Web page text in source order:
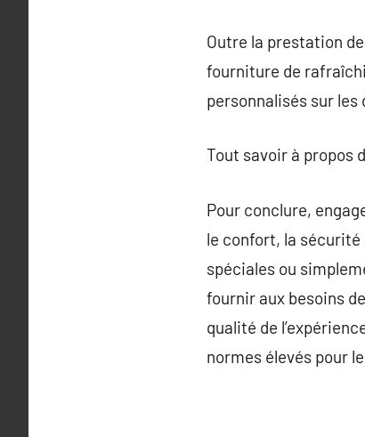
Outre la prestation
fourniture de
personnalisés sur
Tout savoir à propos
Pour conclure,
le confort, la sécurité
spéciales ou
fournir aux besoins
qualité de
normes élevés pour